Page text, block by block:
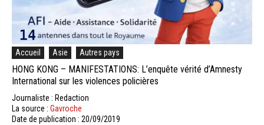
Accueil Asie Autres pays
HONG KONG – MANIFESTATIONS: L’enquête vérité d’Amnesty
International sur les violences policières
Journaliste : Redaction
La source : Gavroche
Date de publication : 20/09/2019